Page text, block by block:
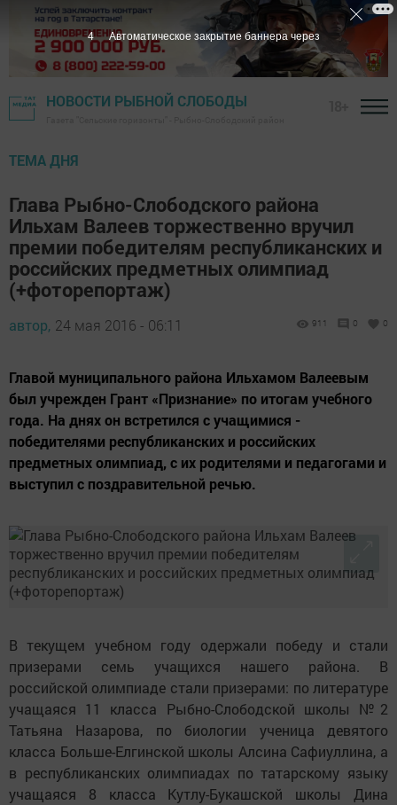
НОВОСТИ РЫБНОЙ СЛОБОДЫ
ТЕМА ДНЯ
Глава Рыбно-Слободского района
Ильхам Валеев торжественно вручил
премии победителям республиканских и
российских предметных олимпиад
(+фоторепортаж)
автор, 24 мая 2016 - 06:11 911 0 0
Главой муниципального района Ильхамом Валеевым
был учрежден Грант «Признание» по итогам учебного
года. На днях он встретился с учащимися -
победителями республиканских и российских
предметных олимпиад, с их родителями и педагогами и
выступил с поздравительной речью.
В текущем учебном году одержали победу и стали
призерами семь учащихся нашего района. В
российской олимпиаде стали призерами: по литературе
учащаяся 11 класса Рыбно-Слободской школы №2
Татьяна Назарова, по биологии ученица девятого
класса Больше-Елгинской школы Алсина Сафиуллина, а
в республиканских олимпиадах по татарскому языку
учащаяся 8 класса Кутлу-Букашской школы Дина
3 Автоматическое закрытие баннера через